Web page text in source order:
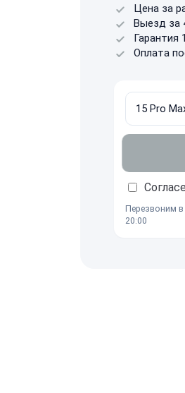
Цена за
Выезд за
Гарантия
Оплата
Перезвоним в
20:00